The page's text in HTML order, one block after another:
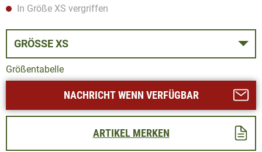
In Größe XS vergriffen
GRÖSSE XS
Größentabelle
NACHRICHT WENN VERFÜGBAR
ARTIKEL MERKEN